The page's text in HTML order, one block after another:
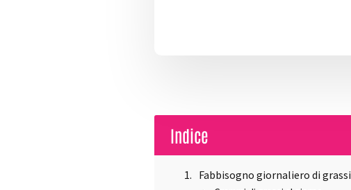
Indice
Fabbisogno giornaliero di grassi